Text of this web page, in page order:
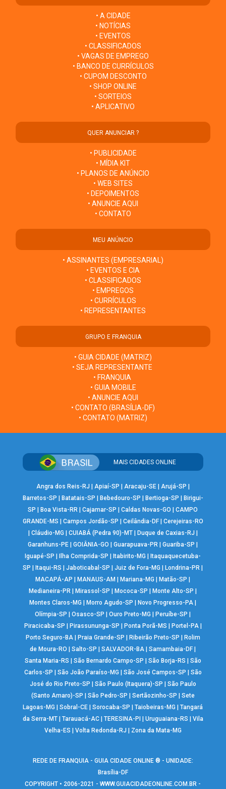
• A CIDADE
• NOTÍCIAS
• EVENTOS
• CLASSIFICADOS
• VAGAS DE EMPREGO
• BANCO DE CURRÍCULOS
• CUPOM DESCONTO
• SHOP ONLINE
• SORTEIOS
• APLICATIVO
QUER ANUNCIAR ?
• PUBLICIDADE
• MÍDIA KIT
• PLANOS DE ANÚNCIO
• WEB SITES
• DEPOIMENTOS
• ANUNCIE AQUI
• CONTATO
MEU ANÚNCIO
• ASSINANTES (EMPRESARIAL)
• EVENTOS E CIA
• CLASSIFICADOS
• EMPREGOS
• CURRÍCULOS
• REPRESENTANTES
GRUPO E FRANQUIA
• GUIA CIDADE (MATRIZ)
• SEJA REPRESENTANTE
• FRANQUIA
• GUIA MOBILE
• ANUNCIE AQUI
• CONTATO (BRASÍLIA-DF)
• CONTATO (MATRIZ)
MAIS CIDADES ONLINE
Angra dos Reis-RJ Apiaí-SP Aracaju-SE| Arujá-SP
Barretos-SP
Batatais-SP Bebedouro-SP Bertioga-SP
Birigui-
SP
Boa Vista-RR |Cajamar-SP |Caldas Novas-GO |CAMPO
GRANDE-MS
Campos Jordão-SP Ceilândia-DF| Cerejeiras-RO
Cláudio-MG CUIABÁ (Pedra 90)-MT| Duque de Caxias-RJ
Garanhuns-PE |GOIÂNIA-GO |Guarapuava-PR |Guariba-SP
Iguapé-SP
Ilha Comprida-SP Itabirito-MG
Itaquaquecetuba-
SP
Itaqui-RS |Jaboticabal-SP |Juiz de Fora-MG Londrina-PR
MACAPÁ-AP
MANAUS-AM Mariana-MG Matão-SP
Medianeira-PR
Mirassol-SP Mococa-SP Monte Alto-SP
Montes Claros-MG
Morro Agudo-SP Novo Progresso-PA
Olímpia-SP
|Osasco-SP |Ouro Preto-MG Peruíbe-SP
Piracicaba-SP
Pirassununga-SP Ponta Porã-MS Portel-PA|
Porto Seguro-BA| Praia Grande-SP Ribeirão Preto-SP
Rolim
de Moura-RO
|Salto-SP |SALVADOR-BA |Samambaia-DF
Santa Maria-RS
São Bernardo Campo-SP São Borja-RS
São
Carlos-SP
São João Paraíso-MG São José Campos-SP
São
José do Rio Preto-SP
São Paulo (Itaquera)-SP
São Paulo
(Santo Amaro)-SP
São Pedro-SP Sertãozinho-SP
Sete
Lagoas-MG
|Sobral-CE |Sorocaba-SP |Taiobeiras-MG |Tangará
da Serra-MT| Tarauacá-AC| TERESINA-PI Uruguaiana-RS
Vila
Velha-ES
Volta Redonda-RJ Zona da Mata-MG
REDE DE FRANQUIA - GUIA CIDADE ONLINE ® - UNIDADE:
Brasília-DF
COPYRIGHT • 2006-2021 -WWW.GUIACIDADEONLINE.COM.BR -